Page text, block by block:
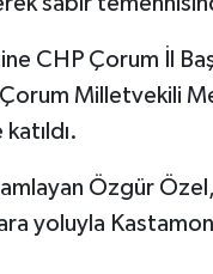
CHP Çorum İl
Milletvekili
Özgür
yoluyla